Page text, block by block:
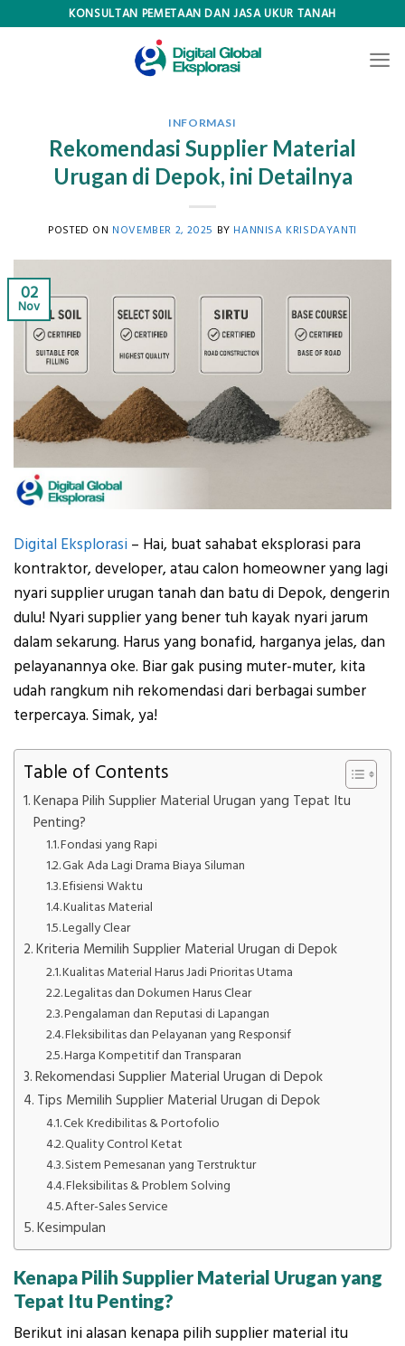
KONSULTAN PEMETAAN DAN JASA UKUR TANAH
INFORMASI
Rekomendasi Supplier Material
Urugan di Depok, ini Detailnya
POSTED ON NOVEMBER 2, 2025 BY HANNISA KRISDAYANTI
02
Nov
Digital Eksplorasi – Hai, buat sahabat eksplorasi para
kontraktor, developer, atau calon homeowner yang lagi
nyari supplier urugan tanah dan batu di Depok, dengerin
dulu! Nyari supplier yang bener tuh kayak nyari jarum
dalam sekarung. Harus yang bonafid, harganya jelas, dan
pelayanannya oke. Biar gak pusing muter-muter, kita
udah rangkum nih rekomendasi dari berbagai sumber
terpercaya. Simak, ya!
Table of Contents
Kenapa Pilih Supplier Material Urugan yang Tepat Itu
Penting?
Fondasi yang Rapi
Gak Ada Lagi Drama Biaya Siluman
Efisiensi Waktu
Kualitas Material
Legally Clear
Kriteria Memilih Supplier Material Urugan di Depok
Kualitas Material Harus Jadi Prioritas Utama
Legalitas dan Dokumen Harus Clear
Pengalaman dan Reputasi di Lapangan
Fleksibilitas dan Pelayanan yang Responsif
Harga Kompetitif dan Transparan
Rekomendasi Supplier Material Urugan di Depok
Tips Memilih Supplier Material Urugan di Depok
Cek Kredibilitas & Portofolio
Quality Control Ketat
Sistem Pemesanan yang Terstruktur
Fleksibilitas & Problem Solving
After-Sales Service
Kesimpulan
Kenapa Pilih Supplier Material Urugan yang
Tepat Itu Penting?
Berikut ini alasan kenapa pilih supplier material itu